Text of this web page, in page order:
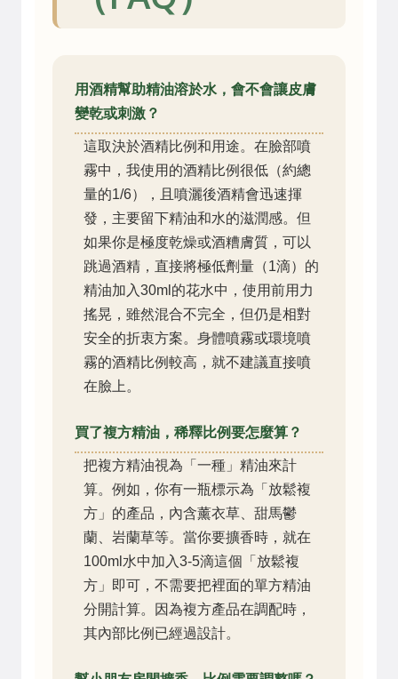
用酒精幫助精油溶於水，會不會讓皮膚
變乾或刺激？
這取決於酒精比例和用途。在臉部噴
霧中，我使用的酒精比例很低（約總
量的1/6），且噴灑後酒精會迅速揮
發，主要留下精油和水的滋潤感。但
如果你是極度乾燥或酒糟膚質，可以
跳過酒精，直接將極低劑量（1滴）的
精油加入30ml的花水中，使用前用力
搖晃，雖然混合不完全，但仍是相對
安全的折衷方案。身體噴霧或環境噴
霧的酒精比例較高，就不建議直接噴
在臉上。
買了複方精油，稀釋比例要怎麼算？
把複方精油視為「一種」精油來計
算。例如，你有一瓶標示為「放鬆複
方」的產品，內含薰衣草、甜馬鬱
蘭、岩蘭草等。當你要擴香時，就在
100ml水中加入3-5滴這個「放鬆複
方」即可，不需要把裡面的單方精油
分開計算。因為複方產品在調配時，
其內部比例已經過設計。